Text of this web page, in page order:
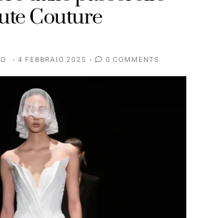
Couture
4 FEBBRAIO 2025 0 COMMENTS